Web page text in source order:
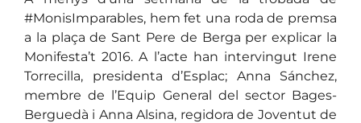
#MonisImparables, hem fet una roda de premsa
a la plaça de Sant Pere de Berga per explicar la
Monifesta’t 2016. A l’acte han intervingut Irene
Torrecilla, presidenta d’Esplac; Anna Sánchez,
membre de l’Equip General del sector Bages-
Berguedà i Anna Alsina, regidora de Joventut de